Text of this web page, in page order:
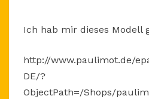
Ich hab mir dieses Modell
http://www.paulimot.de/
DE/?
ObjectPath=/Shops/